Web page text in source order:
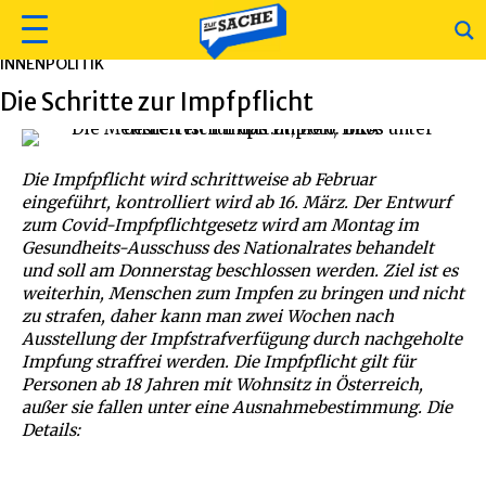
INNENPOLITIK
Die Schritte zur Impfpflicht
Die Impfpflicht wird schrittweise ab Februar
eingeführt, kontrolliert wird ab 16. März. Der Entwurf
zum Covid-Impfpflichtgesetz wird am Montag im
Gesundheits-Ausschuss des Nationalrates behandelt
und soll am Donnerstag beschlossen werden. Ziel ist es
weiterhin, Menschen zum Impfen zu bringen und nicht
zu strafen, daher kann man zwei Wochen nach
Ausstellung der Impfstrafverfügung durch nachgeholte
Impfung straffrei werden. Die Impfpflicht gilt für
Personen ab 18 Jahren mit Wohnsitz in Österreich,
außer sie fallen unter eine Ausnahmebestimmung. Die
Details: